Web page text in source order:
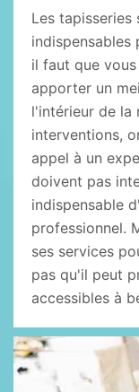
Les tapisseries
indispensables
il faut que
apporter un
l'intérieur de la
interventions,
appel à un
doivent pas
indispensable
professionnel.
ses services
pas qu'il peut
accessibles à